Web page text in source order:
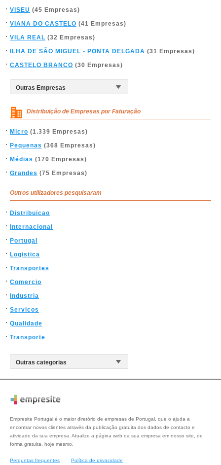
VISEU (45 Empresas)
VIANA DO CASTELO (41 Empresas)
VILA REAL (32 Empresas)
ILHA DE SÃO MIGUEL - PONTA DELGADA (31 Empresas)
CASTELO BRANCO (30 Empresas)
Distribuição de Empresas por Faturação
Micro (1.339 Empresas)
Pequenas (368 Empresas)
Médias (170 Empresas)
Grandes (75 Empresas)
Outros utilizadores pesquisaram
Distribuicao
Internacional
Portugal
Logistica
Transportes
Comercio
Industria
Servicos
Qualidade
Transporte
Empresite Portugal é o maior diretório de empresas de Portugal, que o ajuda a
encontrar novos clientes através da publicação gratuita dos dados de contacto e
atividade da sua empresa. Atualize a página web da sua empresa em nosso site, de
forma gratuita, hoje mesmo.
Perguntas frequentes Política de privacidade